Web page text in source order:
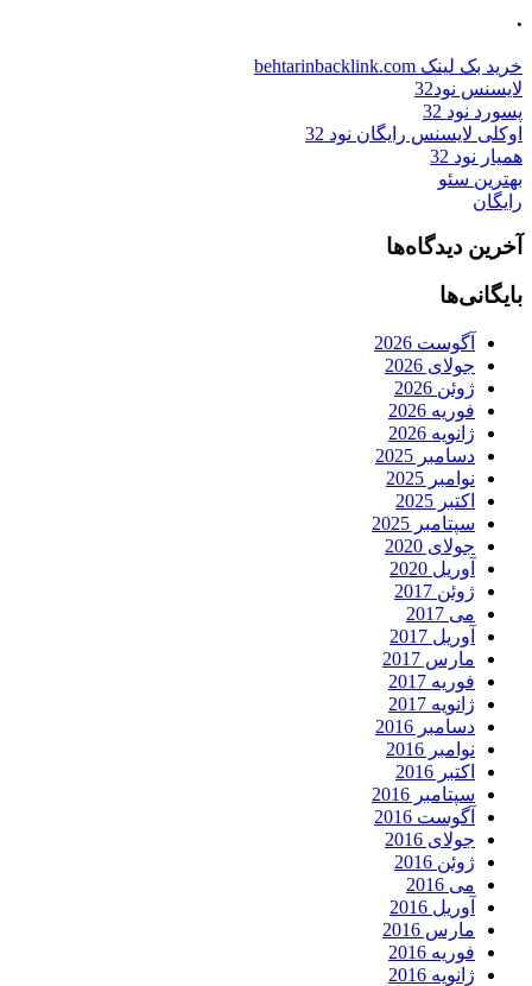
.
خرید بک لینک behtarinbacklink.com
لایسنس نود32
پسورد نود 32
اوکلی لایسنس رایگان نود 32
همیار نود 32
بهترین سئو
رایگان
آخرین دیدگاه‌ها
بایگانی‌ها
آگوست 2026
جولای 2026
ژوئن 2026
فوریه 2026
ژانویه 2026
دسامبر 2025
نوامبر 2025
اکتبر 2025
سپتامبر 2025
جولای 2020
آوریل 2020
ژوئن 2017
می 2017
آوریل 2017
مارس 2017
فوریه 2017
ژانویه 2017
دسامبر 2016
نوامبر 2016
اکتبر 2016
سپتامبر 2016
آگوست 2016
جولای 2016
ژوئن 2016
می 2016
آوریل 2016
مارس 2016
فوریه 2016
ژانویه 2016